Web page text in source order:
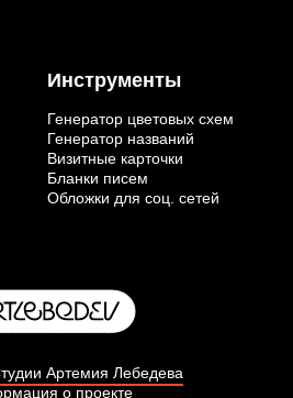
Инструменты
Генератор цветовых схем
Генератор названий
Визитные карточки
Бланки писем
Обложки для соц. сетей
Артемия Лебедева
о проекте